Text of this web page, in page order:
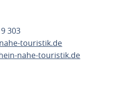
303
touristik.de
nahe-touristik.de